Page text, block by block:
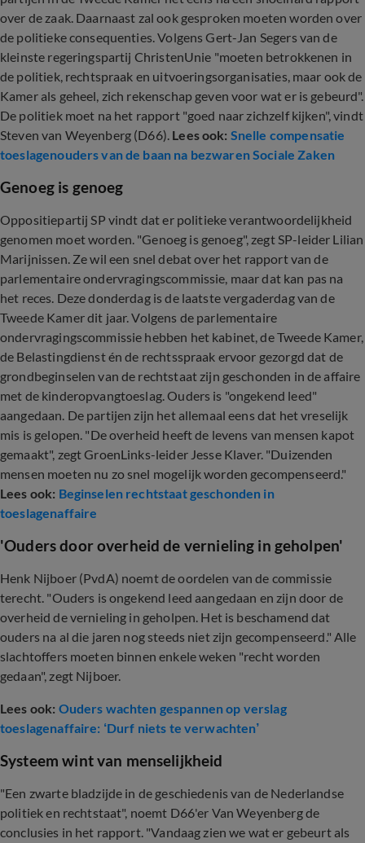
over de zaak. Daarnaast zal ook gesproken moeten worden over
de politieke consequenties. Volgens Gert-Jan Segers van de
kleinste regeringspartij ChristenUnie "moeten betrokkenen in
de politiek, rechtspraak en uitvoeringsorganisaties, maar ook de
Kamer als geheel, zich rekenschap geven voor wat er is gebeurd".
De politiek moet na het rapport "goed naar zichzelf kijken", vindt
Steven van Weyenberg (D66). Lees ook: Snelle compensatie
toeslagenouders van de baan na bezwaren Sociale Zaken
Genoeg is genoeg
Oppositiepartij SP vindt dat er politieke verantwoordelijkheid
genomen moet worden. "Genoeg is genoeg", zegt SP-leider Lilian
Marijnissen. Ze wil een snel debat over het rapport van de
parlementaire ondervragingscommissie, maar dat kan pas na
het reces. Deze donderdag is de laatste vergaderdag van de
Tweede Kamer dit jaar. Volgens de parlementaire
ondervragingscommissie hebben het kabinet, de Tweede Kamer,
de Belastingdienst én de rechtsspraak ervoor gezorgd dat de
grondbeginselen van de rechtstaat zijn geschonden in de affaire
met de kinderopvangtoeslag. Ouders is "ongekend leed"
aangedaan. De partijen zijn het allemaal eens dat het vreselijk
mis is gelopen. "De overheid heeft de levens van mensen kapot
gemaakt", zegt GroenLinks-leider Jesse Klaver. "Duizenden
mensen moeten nu zo snel mogelijk worden gecompenseerd."
Lees ook: Beginselen rechtstaat geschonden in
toeslagenaffaire
'Ouders door overheid de vernieling in geholpen'
Henk Nijboer (PvdA) noemt de oordelen van de commissie
terecht. "Ouders is ongekend leed aangedaan en zijn door de
overheid de vernieling in geholpen. Het is beschamend dat
ouders na al die jaren nog steeds niet zijn gecompenseerd." Alle
slachtoffers moeten binnen enkele weken "recht worden
gedaan", zegt Nijboer.
Lees ook: Ouders wachten gespannen op verslag
toeslagenaffaire: ‘Durf niets te verwachten’
Systeem wint van menselijkheid
"Een zwarte bladzijde in de geschiedenis van de Nederlandse
politiek en rechtstaat", noemt D66'er Van Weyenberg de
conclusies in het rapport. "Vandaag zien we wat er gebeurt als